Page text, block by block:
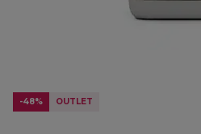
-48% OUTLET